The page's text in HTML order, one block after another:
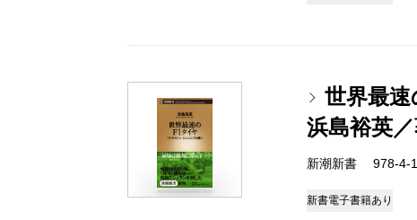
世界最
浜島裕英
新潮新書 978-4-
新書電子書籍あり